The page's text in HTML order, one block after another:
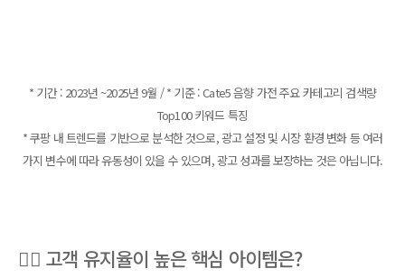
* 기간 : 2023년 ~2025년 9월 / * 기준 : Cate5 음향 가전 주요 카테고리 검색량
Top100 키워드 특징
* 쿠팡 내 트렌드를 기반으로 분석한 것으로, 광고 설정 및 시장 환경 변화 등 여러
가지 변수에 따라 유동성이 있을 수 있으며, 광고 성과를 보장하는 것은 아닙니다.
👍🏼 고객 유지율이 높은 핵심 아이템은?